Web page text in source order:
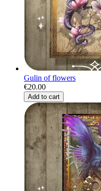
Gulin of flowers
€20.00
Add to cart